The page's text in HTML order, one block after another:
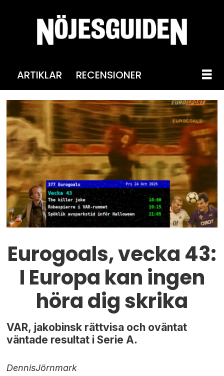
ARTIKLAR RECENSIONER
Eurogoals, vecka 43:
I Europa kan ingen
höra dig skrika
VAR, jakobinsk rättvisa och oväntat
väntade resultat i Serie A.
DennisJörnmark